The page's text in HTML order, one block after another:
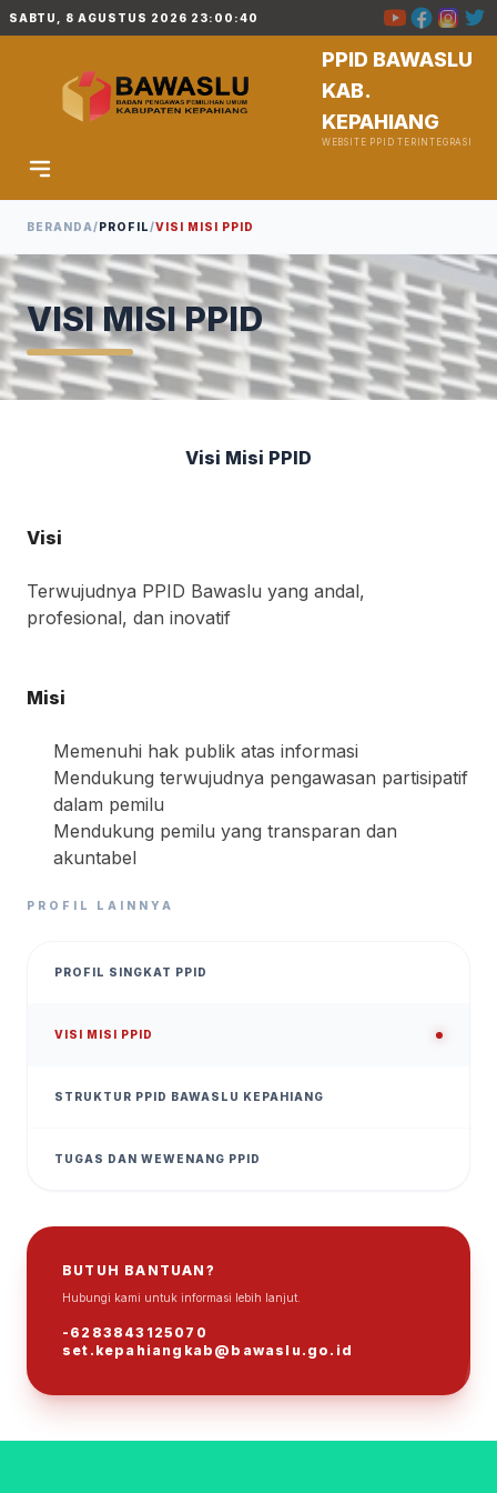
SABTU, 8 AGUSTUS 2026 23:00:40
PPID BAWASLU
KAB.
KEPAHIANG
WEBSITE PPID TERINTEGRASI
BERANDA/PROFIL/VISI MISI PPID
VISI MISI PPID
Visi Misi PPID
Visi
Terwujudnya PPID Bawaslu yang andal,
profesional, dan inovatif
Misi
Memenuhi hak publik atas informasi
Mendukung terwujudnya pengawasan partisipatif
dalam pemilu
Mendukung pemilu yang transparan dan
akuntabel
PROFIL LAINNYA
PROFIL SINGKAT PPID
VISI MISI PPID
STRUKTUR PPID BAWASLU KEPAHIANG
TUGAS DAN WEWENANG PPID
BUTUH BANTUAN?
Hubungi kami untuk informasi lebih lanjut.
-6283843125070
set.kepahiangkab@bawaslu.go.id